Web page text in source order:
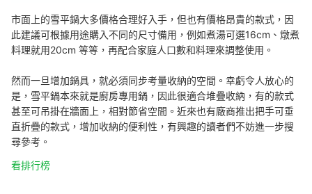
市面上的雪平鍋大多價格合理好入手，但也有價格昂貴的款式，因
此建議可根據用途購入不同的尺寸備用，例如煮湯可選16cm、燉煮
料理就用20cm 等等，再配合家庭人口數和料理來調整使用。
然而一旦增加鍋具，就必須同步考量收納的空間。幸虧令人放心的
是，雪平鍋本來就是廚房專用鍋，因此很適合堆疊收納，有的款式
甚至可吊掛在牆面上，相對節省空間。近來也有廠商推出把手可垂
直折疊的款式，增加收納的便利性，有興趣的讀者們不妨進一步搜
尋參考。
看排行榜